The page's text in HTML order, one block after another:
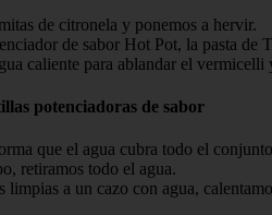
de citronela y ponemos a hervir.
de sabor Hot Pot, la pasta de
caliente para ablandar el vermicelli
potenciadoras de sabor
que el agua cubra todo el
retiramos todo el agua.
limpias a un cazo con agua,